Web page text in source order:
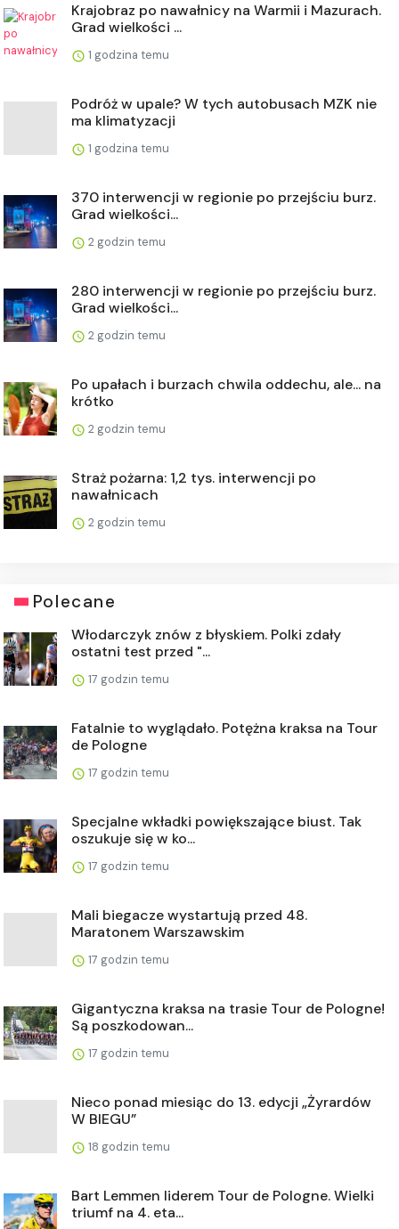
Krajobraz po nawałnicy na Warmii i Mazurach.
Grad wielkości ...
1 godzina temu
Podróż w upale? W tych autobusach MZK nie
ma klimatyzacji
1 godzina temu
370 interwencji w regionie po przejściu burz.
Grad wielkości...
2 godzin temu
280 interwencji w regionie po przejściu burz.
Grad wielkości...
2 godzin temu
Po upałach i burzach chwila oddechu, ale... na
krótko
2 godzin temu
Straż pożarna: 1,2 tys. interwencji po
nawałnicach
2 godzin temu
Polecane
Włodarczyk znów z błyskiem. Polki zdały
ostatni test przed "...
17 godzin temu
Fatalnie to wyglądało. Potężna kraksa na Tour
de Pologne
17 godzin temu
Specjalne wkładki powiększające biust. Tak
oszukuje się w ko...
17 godzin temu
Mali biegacze wystartują przed 48.
Maratonem Warszawskim
17 godzin temu
Gigantyczna kraksa na trasie Tour de Pologne!
Są poszkodowan...
17 godzin temu
Nieco ponad miesiąc do 13. edycji „Żyrardów
W BIEGU”
18 godzin temu
Bart Lemmen liderem Tour de Pologne. Wielki
triumf na 4. eta...